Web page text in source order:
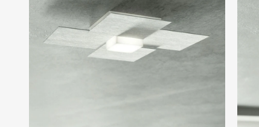
obrázkov